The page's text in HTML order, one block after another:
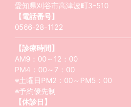
愛知県刈谷市高津波町3-510
【電話番号】
0566-28-1122
【診療時間】
AM9：00～12：00
PM4：00～7：00
※土曜日PM2：00～PM5：00
※予約優先制
【休診日】